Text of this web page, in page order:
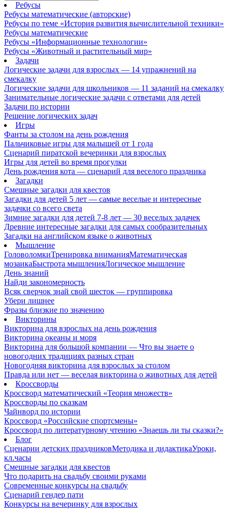
Ребусы
Ребусы математические (авторские)
Ребусы по теме «История развития вычислительной техники»
Ребусы математические
Ребусы «Информационные технологии»
Ребусы «Животный и растительный мир»
Задачи
Логические задачи для взрослых — 14 упражнений на
смекалку
Логические задачи для школьников — 11 заданий на смекалку
Занимательные логические задачи с ответами для детей
Задачи по истории
Решение логических задач
Игры
Фанты за столом на день рождения
Пальчиковые игры для малышей от 1 года
Сценарий пиратской вечеринки для взрослых
Игры для детей во время прогулки
День рождения кота — сценарий для веселого праздника
Загадки
Смешные загадки для квестов
Загадки для детей 5 лет — самые веселые и интересные
задачки со всего света
Зимние загадки для детей 7-8 лет — 30 веселых задачек
Древние интересные загадки для самых сообразительных
Загадки на английском языке о животных
Мышление
ГоловоломкиТренировка вниманияМатематическая
мозаикаБыстрота мышленияЛогическое мышление
День знаний
Найди закономерность
Всяк сверчок знай свой шесток — группировка
Убери лишнее
Фразы близкие по значению
Викторины
Викторина для взрослых на день рождения
Викторина океаны и моря
Викторина для большой компании — Что вы знаете о
новогодних традициях разных стран
Новогодняя викторина для взрослых за столом
Правда или нет — веселая викторина о животных для детей
Кроссворды
Кроссворд математический «Теория множеств»
Кроссворды по сказкам
Чайнворд по истории
Кроссворд «Российские спортсмены»
Кроссворд по литературному чтению «Знаешь ли ты сказки?»
Блог
Сценарии детских праздниковМетодика и дидактикаУроки,
кл.часы
Смешные загадки для квестов
Что подарить на свадьбу своими руками
Современные конкурсы на свадьбу
Сценарий гендер пати
Конкурсы на вечеринку для взрослых